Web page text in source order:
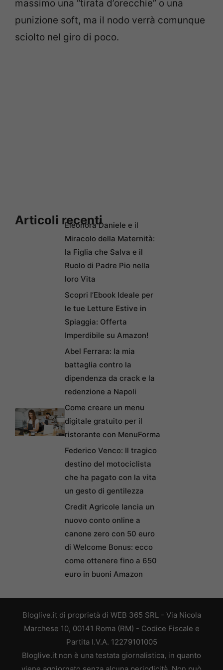
massimo una “tirata d’orecchie” o una
punizione soft, ma il nodo verrà comunque
sciolto nel giro di poco.
Articoli recentiEleonora Daniele e il
Miracolo della Maternità:
la Figlia che Salva e il
Ruolo di Padre Pio nella
loro Vita
Scopri l’Ebook Ideale per
le tue Letture Estive in
Spiaggia: Offerta
Imperdibile su Amazon!
Abel Ferrara: la mia
battaglia contro la
dipendenza da crack e la
redenzione a Napoli
Come creare un menu
digitale gratuito per il
ristorante con MenuForma
Federico Venco: Il tragico
destino del motociclista
che ha pagato con la vita
un gesto di gentilezza
Credit Agricole lancia un
nuovo conto online a
canone zero con 50 euro
di Welcome Bonus: ecco
come ottenere fino a 650
euro in buoni Amazon
Bloglive.it di proprietà di WEB 365 SRL - Via Nicola
Marchese 10, 00141 Roma (RM) - Codice Fiscale e
Partita I.V.A. 12279101005
Bloglive.it non è una testata giornalistica, in quanto